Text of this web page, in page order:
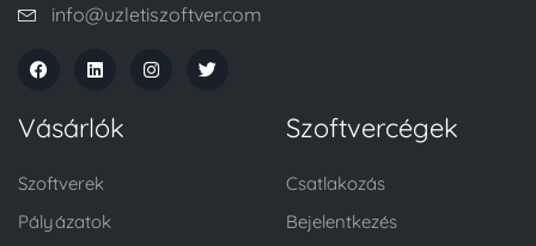
info@uzletiszoftver.com
Vásárlók
Szoftverek
Pályázatok
Szoftvercégek
Csatlakozás
Bejelentkezés